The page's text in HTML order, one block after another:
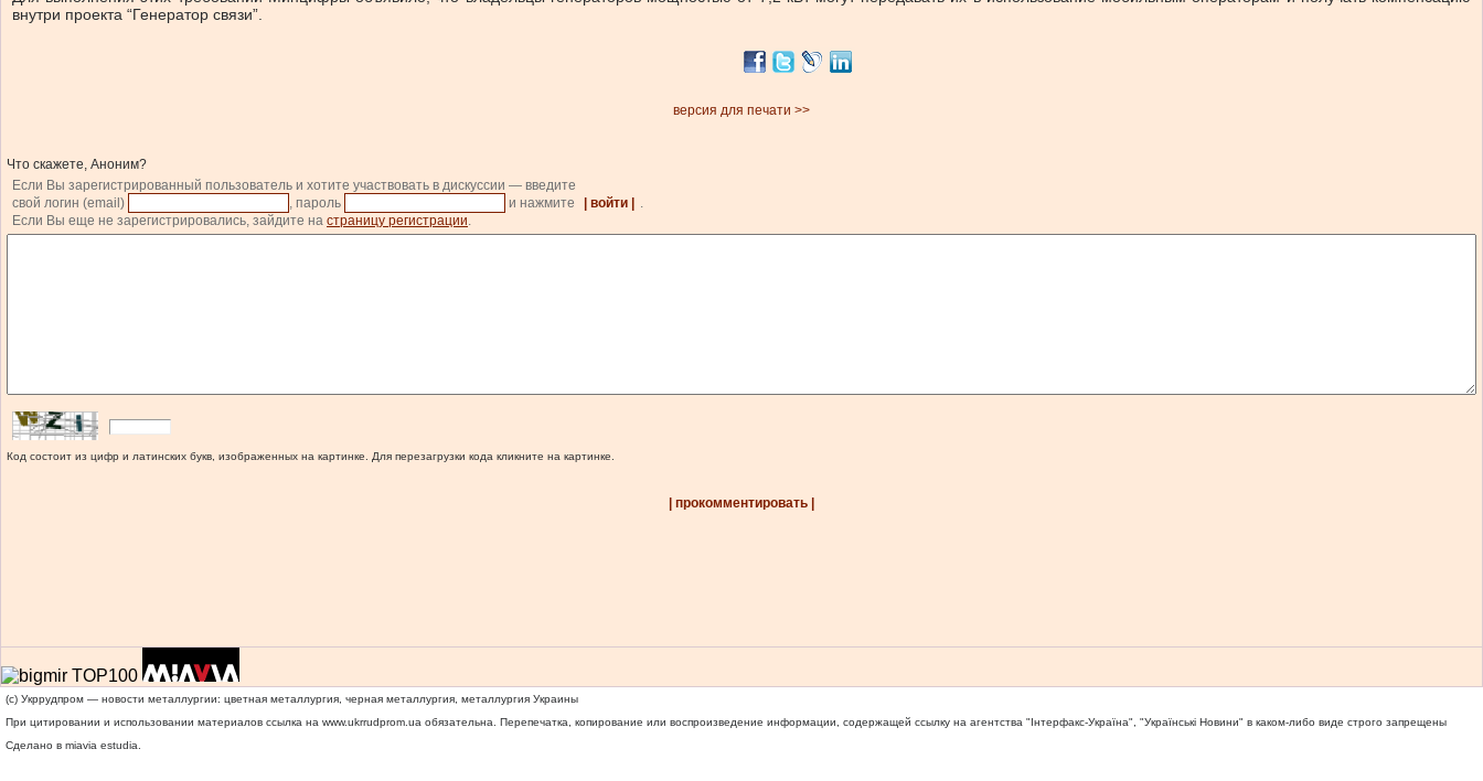
внутри проекта “Генератор связи”.
версия для печати >>
Что скажете, Аноним?
Если Вы зарегистрированный пользователь и хотите участвовать в дискуссии — введите
свой логин (email)
, пароль и нажмите | войти |
.
Если Вы еще не зарегистрировались, зайдите на страницу регистрации.
Код состоит из цифр и латинских букв, изображенных на картинке. Для перезагрузки кода кликните на картинке.
| прокомментировать |
(c) Укррудпром — новости металлургии: цветная металлургия, черная металлургия, металлургия Украины
При цитировании и использовании материалов ссылка на www.ukrrudprom.ua обязательна. Перепечатка, копирование или воспроизведение информации, содержащей ссылку на агентства "Iнтерфакс-Україна", "Українськi Новини" в каком-либо виде строго запрещены
Сделано в miavia estudia.